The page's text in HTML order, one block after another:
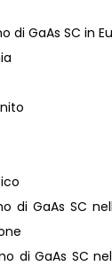
di GaAs SC in
di GaAs SC
di GaAs SC